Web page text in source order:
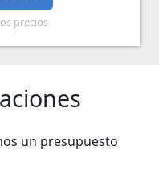
precios
un presupuesto